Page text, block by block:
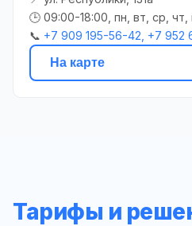
🕒 09:00-18:00, пн, вт, ср, чт,
📞 +7 909 195-56-42, +7 952
На карте
Тарифы и